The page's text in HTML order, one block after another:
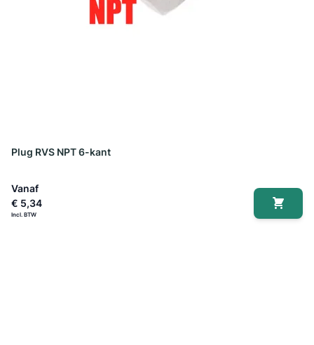
Plug RVS NPT 6-kant
Vanaf
€ 5,34